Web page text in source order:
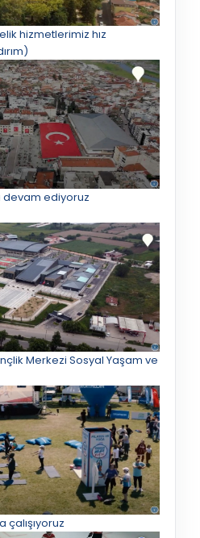
hizmetlerimiz hız
devam ediyoruz
Merkezi Sosyal Yaşam ve